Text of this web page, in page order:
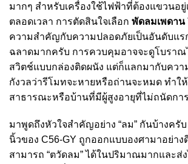
มากๆ สำหรับเครื่องใช้ไฟฟ้าที่ต้องแขวนอยู่
ตลอดเวลา การตัดสินใจเลือก พัดลมเพดาน
ความสำคัญกับความปลอดภัยเป็นอันดับแรก
ฉลาดมากครับ การควบคุมอาจจะดูโบราณ
สวิตช์แบบกล่องติดผนัง แต่ก็แลกมากับควา
กังวลว่ารีโมทจะหายหรือถ่านจะหมด ทำใ
สาธารณะหรือบ้านที่มีผู้สูงอายุที่ไม่ถนัดกา
มาพูดถึงหัวใจสำคัญอย่าง “ลม” กันบ้างครั
นิ้วของ C56-GY ถูกออกแบบองศามาอย่าง
สามารถ “ตวัดลม” ได้ในปริมาณมากและส่